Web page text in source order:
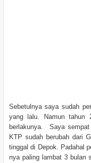
Sebetulnya saya sudah
yang lalu. Namun tahun
berlakunya. Saya
KTP sudah berubah dari
tinggal di Depok. Padahal
nya paling lambat 3 bulan